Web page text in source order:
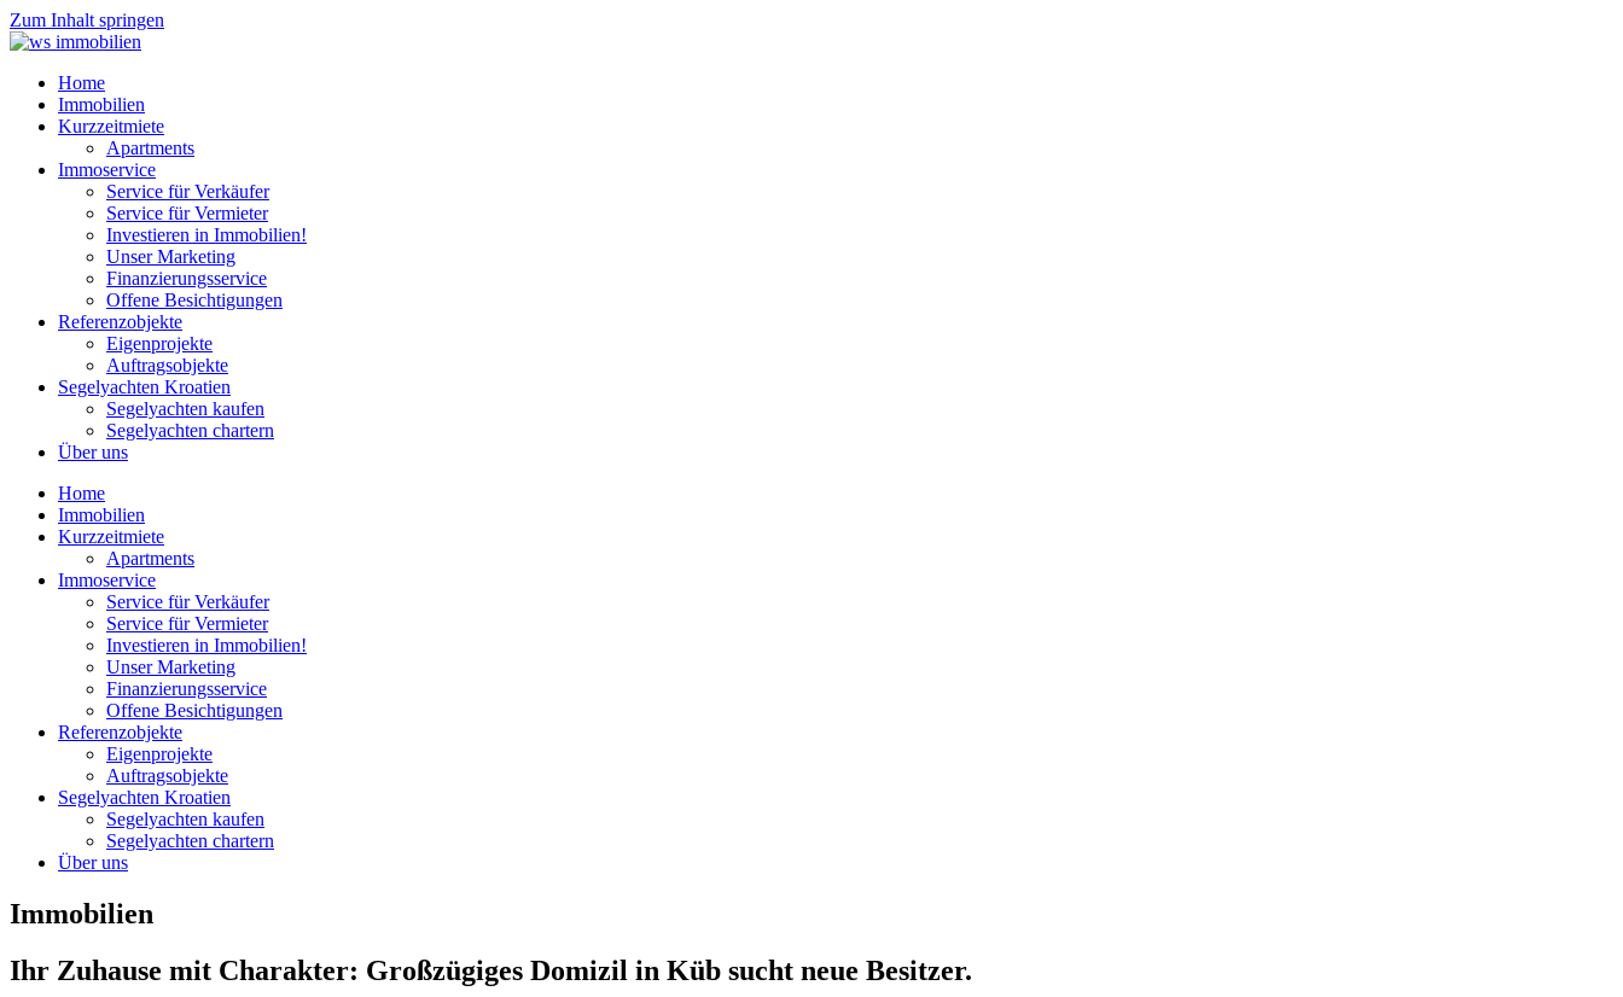
Zum Inhalt springen
Home
Immobilien
Kurzzeitmiete
Apartments
Immoservice
Service für Verkäufer
Service für Vermieter
Investieren in Immobilien!
Unser Marketing
Finanzierungsservice
Offene Besichtigungen
Referenzobjekte
Eigenprojekte
Auftragsobjekte
Segelyachten Kroatien
Segelyachten kaufen
Segelyachten chartern
Über uns
Home
Immobilien
Kurzzeitmiete
Apartments
Immoservice
Service für Verkäufer
Service für Vermieter
Investieren in Immobilien!
Unser Marketing
Finanzierungsservice
Offene Besichtigungen
Referenzobjekte
Eigenprojekte
Auftragsobjekte
Segelyachten Kroatien
Segelyachten kaufen
Segelyachten chartern
Über uns
Immobilien
Ihr Zuhause mit Charakter: Großzügiges Domizil in Küb sucht neue Besitzer.